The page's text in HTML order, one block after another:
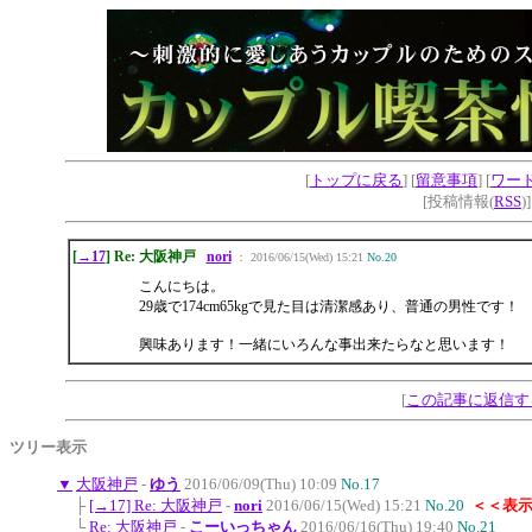
[ トップに戻る] [留意事項] [ワー
[投稿情報(RSS
[→17] Re: 大阪神戸 nori： 2016/06/15(Wed) 15:21 No.20
こんにちは。
29歳で174cm65kgで見た目は清潔感あり、普通の男性です！
興味あります！一緒にいろんな事出来たらなと思います！
[この記事に返信す
ツリー表示
▼ 大阪神戸 - ゆう 2016/06/09(Thu) 10:09 No.17
├ [→17] Re: 大阪神戸 - nori 2016/06/15(Wed) 15:21 No.20
＜＜表
└Re: 大阪神戸 - こーいっちゃん 2016/06/16(Thu) 19:40 No.21